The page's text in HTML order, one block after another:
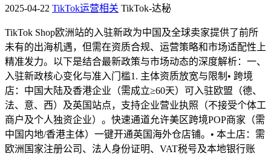
2025-04-22 TikTok运营相关 TikTok-达秘
TikTok Shop欧洲站的入驻新政为中国及全球卖家提供了前所
未有的出海机遇，但需在资质合规、运营策略和市场适配性上
精准发力。以下是结合最新政策与市场动态的深度解析：一、
入驻新政核心变化与准入门槛1. 主体资质放宽与限制• 跨境
店：中国大陆及香港企业（需成立≥60天）可入驻欧盟（德、
法、意、西）及英国站点，支持企业营业执照（不接受个体工
商户及个人独资企业）。快速通道允许美区跨境POP商家（需
中国内地/香港主体）一键开通英国海外仓店铺。• 本土店：需
欧洲国家注册公司、法人身份证明、VAT税号及本地银行账